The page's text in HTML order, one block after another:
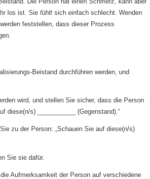
los ist. Sie fühlt sich einfach schlecht. Wenden
feststellen, dass dieser Prozess
Beistand durchführen werden, und
wird, und stellen Sie sicher, dass die Person
diese(n/s) ___________ (Gegenstand).“
zu der Person: „Schauen Sie auf diese(n/s)
Sie sie dafür.
Aufmerksamkeit der Person auf verschiedene